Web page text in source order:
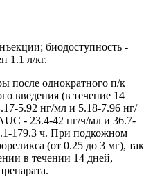
биодоступность -
1.1 л/кг.
после однократного п/к
введения (в течение 14
5.92 нг/мл и 5.18-7.96 нг/
- 23.4-42 нг/ч/мл и 36.7-
179.3 ч. При подкожном
(от 0.25 до 3 мг), так
в течении 14 дней,